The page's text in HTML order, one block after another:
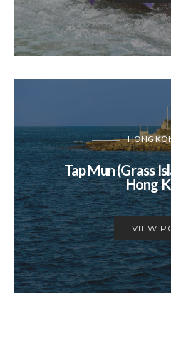
HONG
Tap Mun (Grass
Hong
VIEW